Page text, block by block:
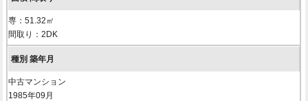
専：51.32㎡
間取り：2DK
中古マンション
1985年09月